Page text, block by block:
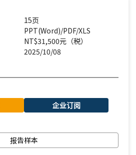
15页
PPT(Word)/PDF/XLS
NT$31,500元（税）
2025/10/08
企业订阅
报告样本